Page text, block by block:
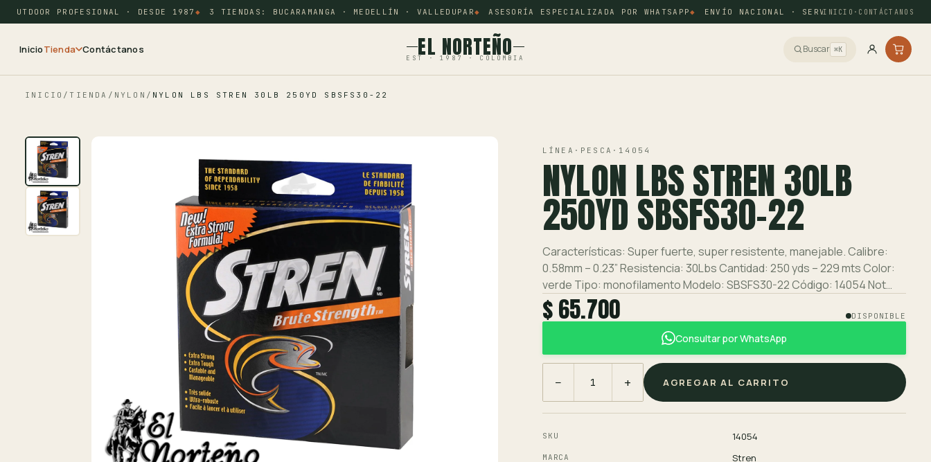
PROFESIONAL · DESDE 1987 3 TIENDAS: BUCARAMANGA · MEDELLÍN · VALLEDUPAR ASESORÍA ESPECIALIZADA POR WHATSAPP ENVÍO NACIONAL · SERVIENTREGA Y
INICIO · CONTÁCTANOS
InicioTienda Contáctanos EL NORTEÑO
EST · 1987 · COLOMBIA
Buscar ⌘K
INICIO / TIENDA / NYLON / NYLON LBS STREN 30LB 250YD SBSFS30-22
LÍNEA · PESCA · 14054
NYLON LBS STREN 30LB
250YD SBSFS30-22
Características: Super fuerte, super resistente, manejable. Calibre:
0.58mm – 0.23” Resistencia: 30Lbs Cantidad: 250 yds – 229 mts Color:
verde Tipo: monofilamento Modelo: SBSFS30-22 Código: 14054 Not…
$ 65.700 DISPONIBLE
Consultar por WhatsApp
− + AGREGAR AL CARRITO
SKU 14054
MARCA Stren